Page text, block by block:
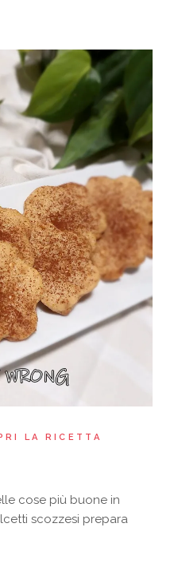
LA RICETTA
cose più buone in
scozzesi prepara